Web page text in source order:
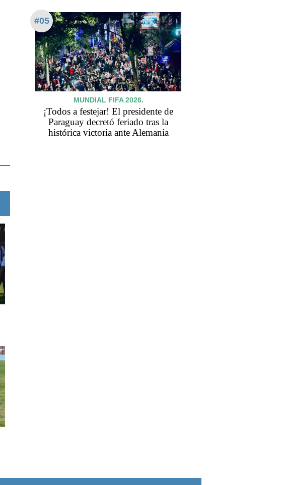
#05
MUNDIAL FIFA 2026.
¡Todos a festejar! El presidente de
Paraguay decretó feriado tras la
histórica victoria ante Alemania